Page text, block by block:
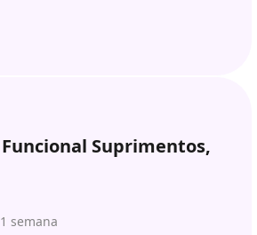
Funcional Suprimentos,
semana